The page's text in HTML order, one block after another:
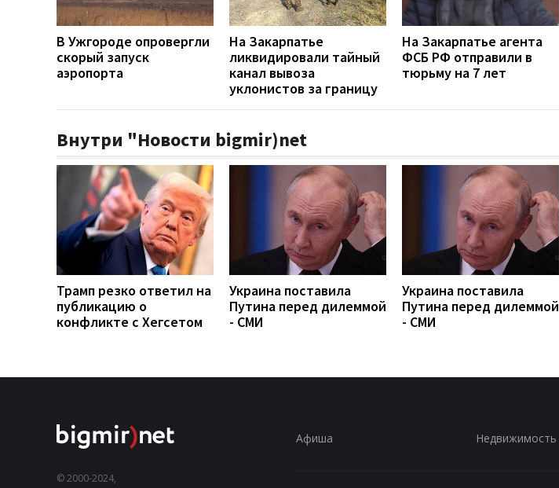
В Ужгороде опровергли
скорый запуск
аэропорта
На Закарпатье
ликвидировали тайный
канал вывоза
уклонистов за границу
На Закарпатье агента
ФСБ РФ отправили в
тюрьму на 7 лет
Внутри "Новости bigmir)net
Трамп резко ответил на
публикацию о
конфликте с Хегсетом
Украина поставила
Путина перед дилеммой
- СМИ
Украина поставила
Путина перед дилеммой
- СМИ
© 2000-2024,
Афиша Недвижимость